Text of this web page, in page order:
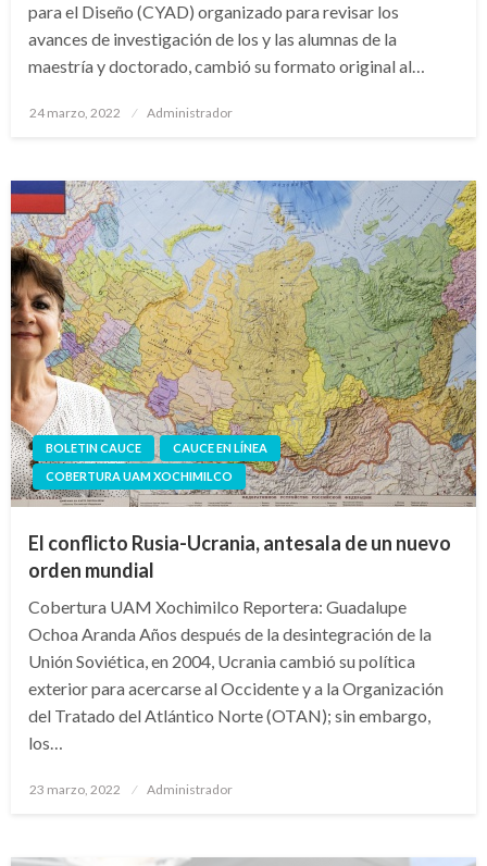
para el Diseño (CYAD) organizado para revisar los
avances de investigación de los y las alumnas de la
maestría y doctorado, cambió su formato original al…
Publicado
24 marzo, 2022 Administrador
BOLETIN CAUCE
CAUCE EN LÍNEA
COBERTURA UAM XOCHIMILCO
El conflicto Rusia-Ucrania, antesala de un nuevo
orden mundial
Cobertura UAM Xochimilco Reportera: Guadalupe
Ochoa Aranda Años después de la desintegración de la
Unión Soviética, en 2004, Ucrania cambió su política
exterior para acercarse al Occidente y a la Organización
del Tratado del Atlántico Norte (OTAN); sin embargo,
los…
Publicado
23 marzo, 2022 Administrador